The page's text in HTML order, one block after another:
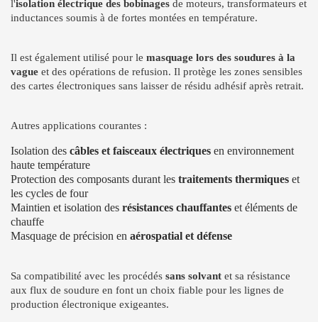
l'isolation électrique des bobinages de moteurs, transformateurs et
inductances soumis à de fortes montées en température.
Il est également utilisé pour le masquage lors des soudures à la
vague et des opérations de refusion. Il protège les zones sensibles
des cartes électroniques sans laisser de résidu adhésif après retrait.
Autres applications courantes :
Isolation des câbles et faisceaux électriques en environnement
haute température
Protection des composants durant les traitements thermiques et
les cycles de four
Maintien et isolation des résistances chauffantes et éléments de
chauffe
Masquage de précision en aérospatial et défense
Sa compatibilité avec les procédés sans solvant et sa résistance
aux flux de soudure en font un choix fiable pour les lignes de
production électronique exigeantes.